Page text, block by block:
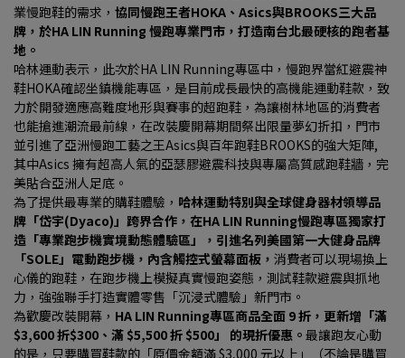
業慢跑鞋的需求， 協同慢跑王者HOKA、Asics與BROOKS三大品
牌，於HA LIN Running 慢跑專業門市，打造南台北最硬核的跑者基
地。
哈林運動表示，此次於HA LIN Running專區中，慢跑界當紅避震神
鞋HOKA確認坐鎮機能專區，是目前成長最快的高機能運動鞋款，致
力於開發適應高難度地形與賽事的超跑鞋，為讓樹林地區的消費者
也能搶進潮流最前線，在改裝慶開幕期間祭出限量夢幻折扣，門市
並引進了亞洲慢跑工藝之王Asics與百年跑鞋BROOKS的強大矩陣,
其中Asics 擁有超高人氣的亞瑟膠避震科技與專屬高質感跑鞋牆，完
美貼合亞洲人足底。
為了提供最專業的購鞋體驗， 哈林運動特別與全球健身器材領導品
牌「岱宇(Dyaco)」跨界合作，在HA LIN Running慢跑專區獨家打
造「專業跑步機實境動態體驗區」，引進名列美國第一大健身品牌
「SOLE」電動跑步機，內含觸控式螢幕面板， 消費者可以現場換上
心儀的跑鞋，在跑步機上模擬真實慢跑姿態，測試鞋款避震與抓地
力，強強聯手打造實體零售「沉浸式體驗」新門市。
為歡慶改裝開幕， HA LIN Running專區商品全面 9 折，更新增「滿
$3,600 折$300、滿 $5,500 折 $500」 的現折優惠。 最讓跑友心動
的是，只要購買鞋款的「原價金額滿 $3,000 元以上」（不論是購買